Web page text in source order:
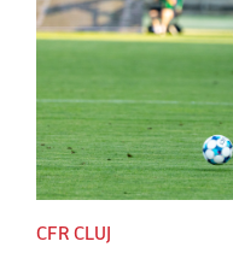
CFR CLUJ